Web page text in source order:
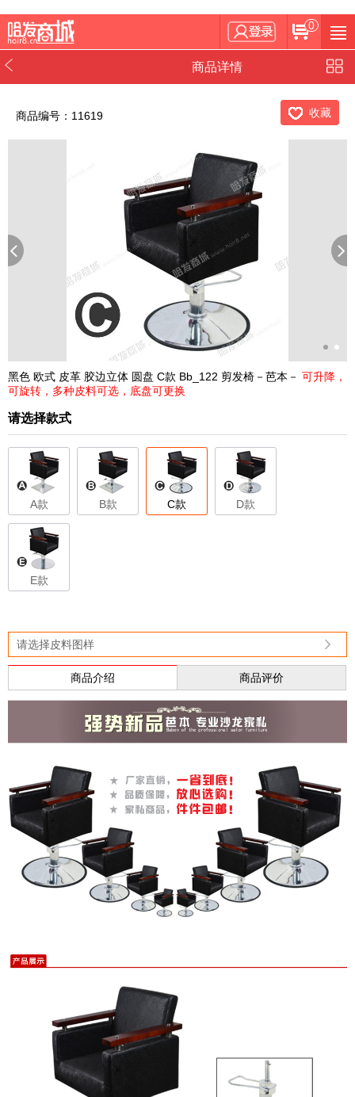
0
商品详情
商品编号：11619 收藏
黑色 欧式 皮革 胶边立体 圆盘 C款 Bb_122 剪发椅－芭本－ 可升降，
可旋转，多种皮料可选，底盘可更换
请选择款式
A款 B款 C款 D款
E款
请选择皮料图样
商品介绍 商品评价